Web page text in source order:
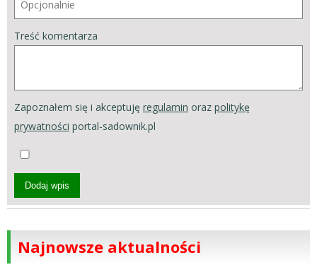
Treść komentarza
Zapoznałem się i akceptuję regulamin oraz politykę
prywatności portal-sadownik.pl
Dodaj wpis
Najnowsze aktualności